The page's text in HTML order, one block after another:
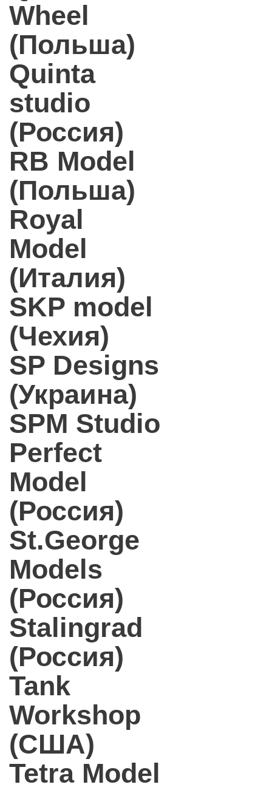
Wheel
(Польша)
Quinta
studio
(Россия)
RB Model
(Польша)
Royal
Model
(Италия)
SKP model
(Чехия)
SP Designs
(Украина)
SPM Studio
Perfect
Model
(Россия)
St.George
Models
(Россия)
Stalingrad
(Россия)
Tank
Workshop
(США)
Tetra Model